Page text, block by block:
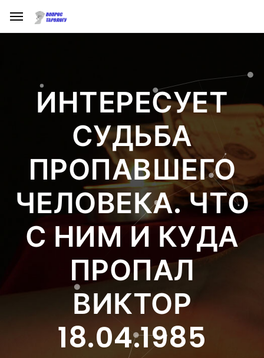
ИНТЕРЕСУЕТ
СУДЬБА
ПРОПАВШЕГО
ЧЕЛОВЕКА. ЧТО
С НИМ И КУДА
ПРОПАЛ
ВИКТОР
18.04.1985